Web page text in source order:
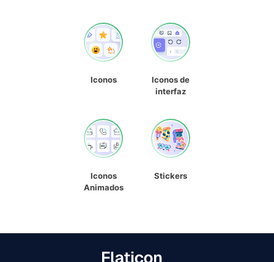
Iconos
Iconos de
interfaz
Iconos
Animados
Stickers